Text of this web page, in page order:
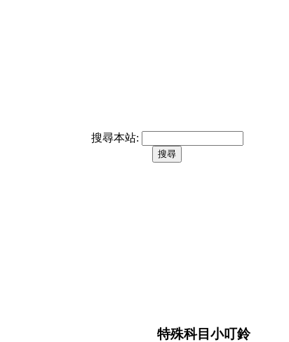
搜尋本站:
特殊科目小叮鈴